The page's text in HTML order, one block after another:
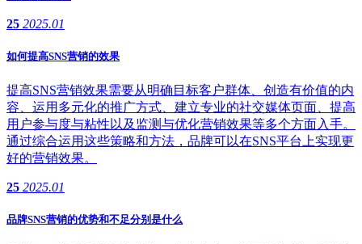
25 2025.01
如何提高SNS营销的效果
提高SNS营销效果需要从明确目标客户群体、创造有价值的内
容、运用多元化的推广方式、建立专业的社交媒体页面、提高
用户参与度与粘性以及监测与优化营销效果等多个方面入手。
通过综合运用这些策略和方法，品牌可以在SNS平台上实现更
好的营销效果。
25 2025.01
品牌SNS营销的优势和不足分别是什么